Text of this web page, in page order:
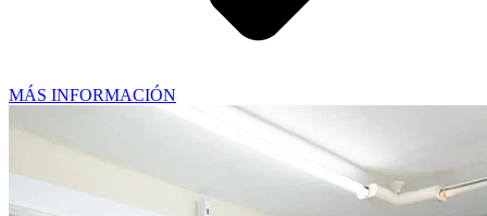
MÁS INFORMACIÓN